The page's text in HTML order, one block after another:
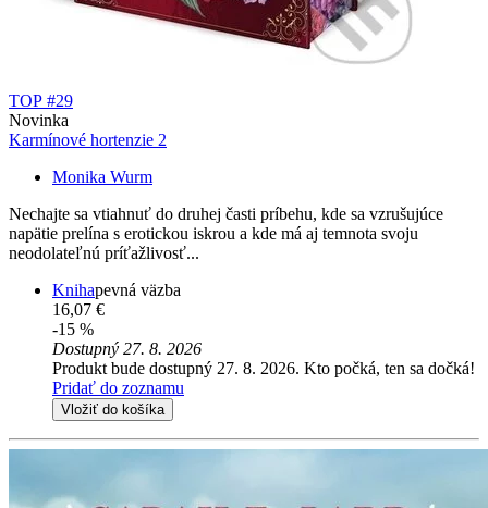
TOP #29
Novinka
Karmínové hortenzie 2
Monika Wurm
Nechajte sa vtiahnuť do druhej časti príbehu, kde sa vzrušujúce
napätie prelína s erotickou iskrou a kde má aj temnota svoju
neodolateľnú príťažlivosť...
Knihapevná väzba
16,07 €
-15 %
Dostupný 27. 8. 2026
Produkt bude dostupný 27. 8. 2026. Kto počká, ten sa dočká!
Pridať do zoznamu
Vložiť do košíka